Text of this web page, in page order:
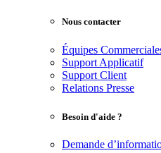
Nous contacter
Équipes
Support Applicatif
Support Client
Relations Presse
Besoin d'aide ?
Demande